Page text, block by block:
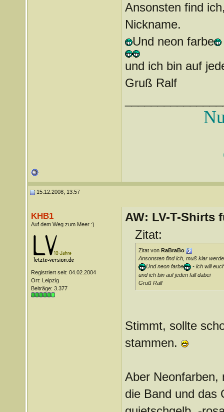
Ansonsten find
Nickname.
Und neon farbe
und ich bin auf
Gruß Ralf
15.12.2008, 13:57
KHB1
Auf dem Weg zum Meer :)
Registriert seit: 04.02.2004
Ort: Leipzig
Beiträge: 3.377
AW: LV-T-Shirts
Zitat:
Zitat von RaBraBo
Ansonsten find ich, muß klar
Und neon farbe
- ich will
und ich bin auf jeden fall dabei
Gruß Ralf
Stimmt, sollte
stammen.
Aber Neonfarben,
die Band und das